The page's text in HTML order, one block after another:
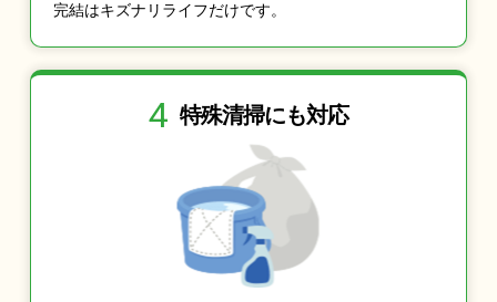
完結はキズナリライフだけです。
4 特殊清掃にも対応